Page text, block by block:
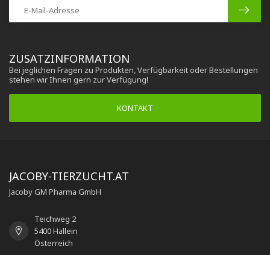
ZUSATZINFORMATION
Bei jeglichen Fragen zu Produkten, Verfügbarkeit oder Bestellungen
stehen wir Ihnen gern zur Verfügung!
KONTAKT
JACOBY-TIERZUCHT.AT
Jacoby GM Pharma GmbH
Teichweg 2
5400 Hallein
Österreich